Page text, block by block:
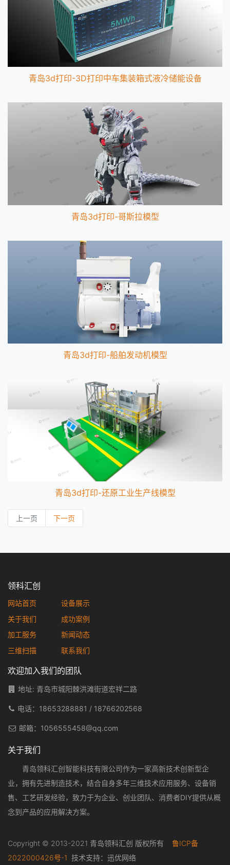
青岛3d打印-3D打印中车集装箱式液冷储能设备
青岛3d打印-哥斯拉模型
青岛3d打印-船舶发动机模型
青岛3d打印-还原工业生产线模型
上一页 下一页
领科汇创
网站首页
关于我们
加工服务
三维扫描
设备展示
成功案例
新闻动态
联系我们
欢迎加入我们的团队
地址: 青岛市城阳棘洪滩街道宏祥二路
电话： 18653288881 / 18766202568
邮箱： 1056555458@qq.com
关于我们
青岛领科汇创智能科技有限公司作为一家高新技术创新型企
业，拥有先进制造技术，结合自身多年三维技术应用服务、设备销
售、工艺研发经验，致力于为企业、创业团队、消费者DIY提供从概
念到产品的应用解决方案。
Copyright © 2013-2021 青岛领科汇创 版权所有 鲁ICP备
2022000426号-1 技术支持： 迅优网络